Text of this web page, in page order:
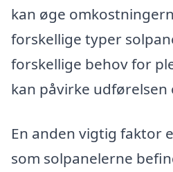
kan øge
forskellige typer
forskellige behov for
kan påvirke
En anden vigtig faktor
som solpanelerne